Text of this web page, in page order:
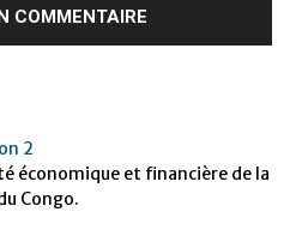
économique et financière de la
Congo.